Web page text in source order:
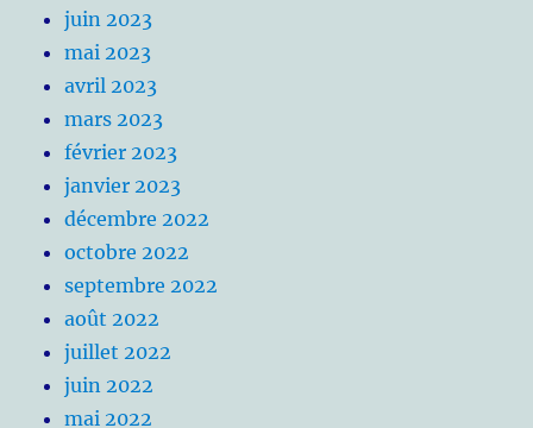
juin 2023
mai 2023
avril 2023
mars 2023
février 2023
janvier 2023
décembre 2022
octobre 2022
septembre 2022
août 2022
juillet 2022
juin 2022
mai 2022